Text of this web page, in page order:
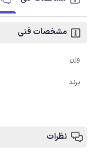
مشخصات فنی
وزن
برند
نظرات